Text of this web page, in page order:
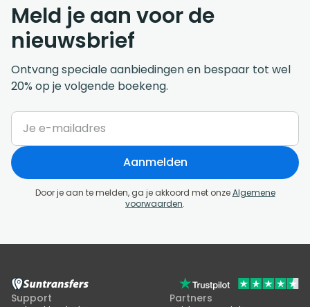
Meld je aan voor de
nieuwsbrief
Ontvang speciale aanbiedingen en bespaar tot wel
20% op je volgende boekeng.
Aanmelden
Door je aan te melden, ga je akkoord met onzeAlgemene
voorwaarden.
Support
Partners